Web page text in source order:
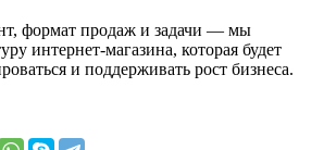
формат продаж и задачи — мы
интернет-магазина, которая будет
и поддерживать рост бизнеса.